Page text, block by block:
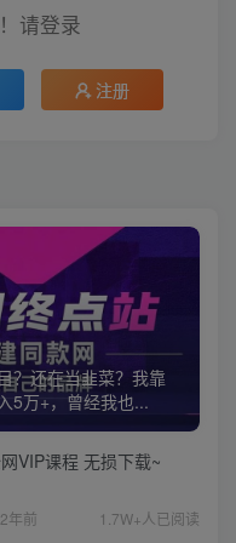
请登录
注册
？还在当韭菜？我靠
5万+，曾经我也...
VIP课程 无损下载~
2年前 1.7W+人已阅读